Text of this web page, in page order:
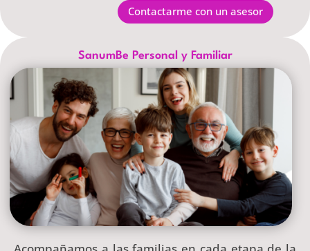
Contactarme con un asesor
SanumBe Personal y Familiar